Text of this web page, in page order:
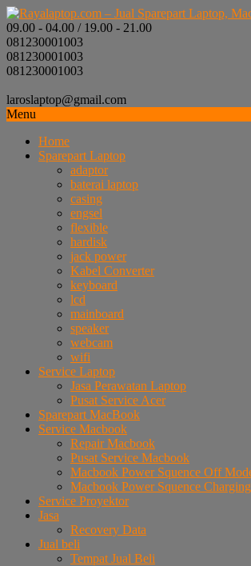
09.00 - 04.00 / 19.00 - 21.00
081230001003
081230001003
081230001003
laroslaptop@gmail.com
Menu
Home
Sparepart Laptop
adaptor
baterai laptop
casing
engsel
flexible
hardisk
jack power
Kabel Converter
keyboard
lcd
mainboard
speaker
webcam
wifi
Service Laptop
Jasa Perawatan Laptop
Pusat Service Acer
Sparepart MacBook
Service Macbook
Repair Macbook
Pusat Service Macbook
Macbook Power Squence Off
Macbook Power Squence
Service Proyektor
Jasa
Recovery Data
Jual beli
Tempat Jual Beli